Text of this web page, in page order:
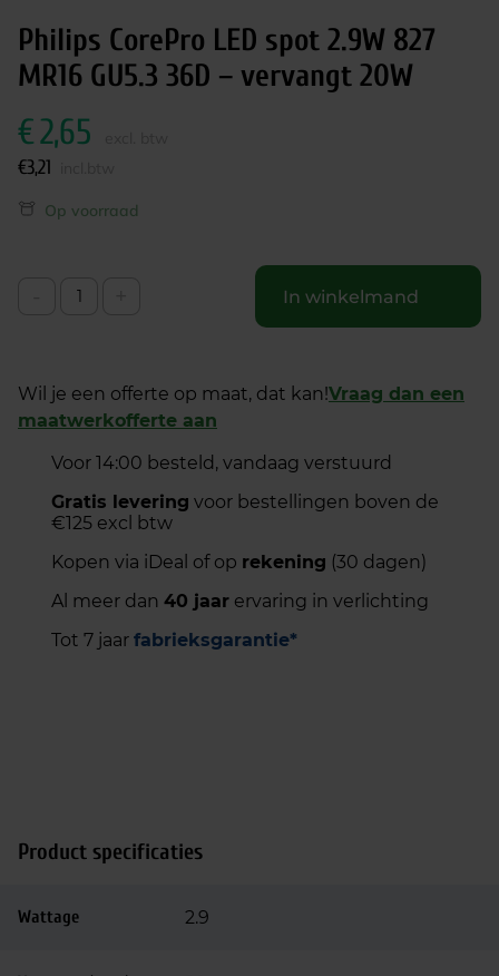
Philips CorePro LED spot 2.9W 827
MR16 GU5.3 36D – vervangt 20W
€2,65
€3,21
Op voorraad
In winkelmand
Wil je een offerte op maat, dat kan!Vraag dan een
maatwerkofferte aan
Voor 14:00 besteld, vandaag verstuurd
Gratis levering voor bestellingen boven de
€125 excl btw
Kopen via iDeal of op rekening (30 dagen)
Al meer dan 40 jaar ervaring in verlichting
Tot 7 jaar fabrieksgarantie*
Product specificaties
Wattage 2.9